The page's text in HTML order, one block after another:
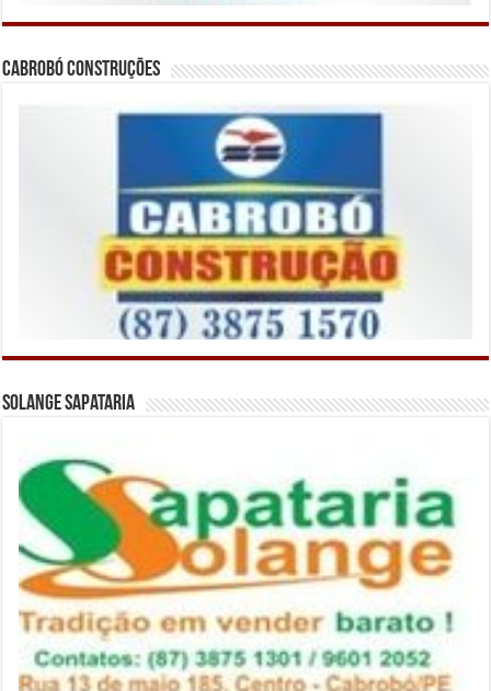
Cabrobó Construções
Solange Sapataria